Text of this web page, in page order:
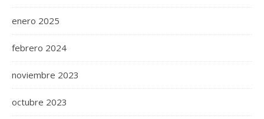
enero 2025
febrero 2024
noviembre 2023
octubre 2023